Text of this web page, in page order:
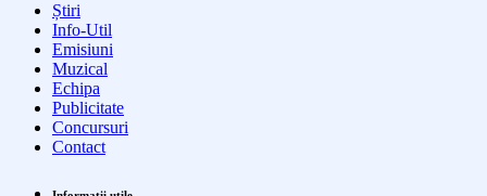
Știri
Info-Util
Emisiuni
Muzical
Echipa
Publicitate
Concursuri
Contact